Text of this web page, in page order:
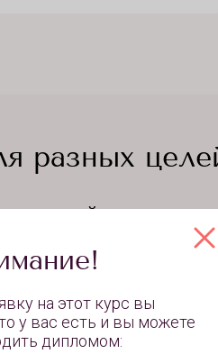
разных
целей вы можете
курс
получить
знаний,
обучение
на этот курс вы
у вас есть и вы можете
дипломом: